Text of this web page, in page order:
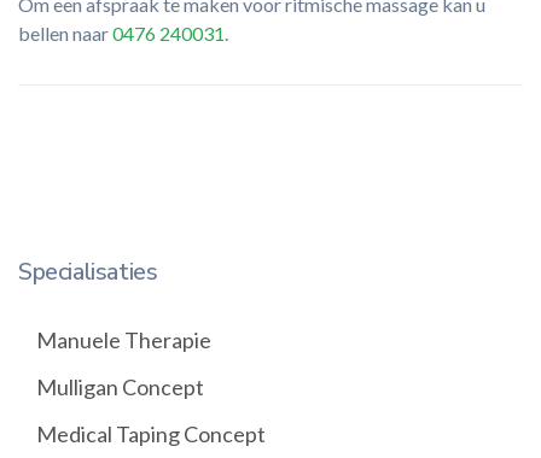
bellen naar0476 240031
Specialisaties
Manuele Therapie
Mulligan Concept
Medical Taping Concept